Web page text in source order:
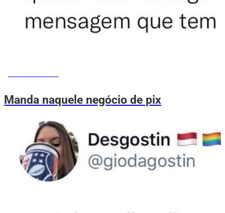
Manda naquele negócio de pix